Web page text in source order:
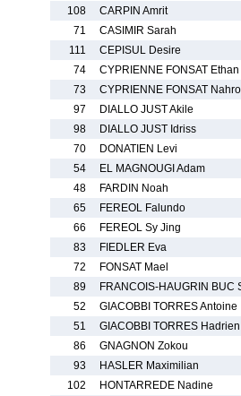
108
CARPIN Amrit
71
CASIMIR Sarah
111
CEPISUL Desire
74
CYPRIENNE FONSAT Ethan
73
CYPRIENNE FONSAT
97
DIALLO JUST Akile
98
DIALLO JUST Idriss
70
DONATIEN Levi
54
EL MAGNOUGI Adam
48
FARDIN Noah
65
FEREOL Falundo
66
FEREOL Sy Jing
83
FIEDLER Eva
72
FONSAT Mael
89
FRANCOIS-HAUGRIN BUC
52
GIACOBBI TORRES Antoine
51
GIACOBBI TORRES Hadrien
86
GNAGNON Zokou
93
HASLER Maximilian
102
HONTARREDE Nadine